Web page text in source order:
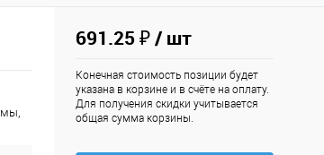
691.25 ₽/ шт
Конечная стоимость позиции будет
указана в корзине и в счёте на оплату.
Для получения скидки учитывается
общая сумма корзины.